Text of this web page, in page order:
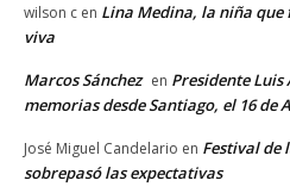
wilson c en Lina Medina, la niña que
viva
Marcos Sánchez en Presidente
memorias desde Santiago, el 16 de
José Miguel Candelario en Festival de
sobrepasó las expectativas